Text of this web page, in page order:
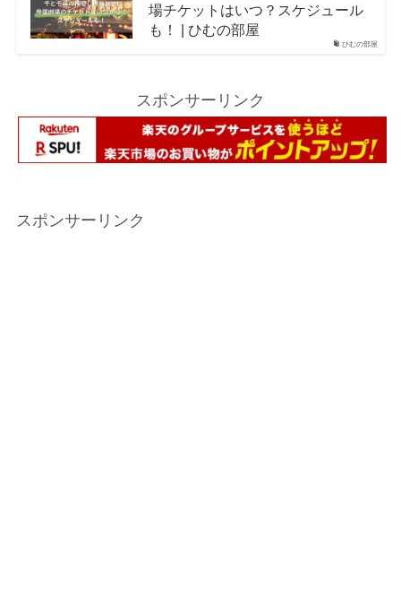
ひむの部屋
場チケットはいつ？スケジュール
も！ | ひむの部屋
スポンサーリンク
スポンサーリンク